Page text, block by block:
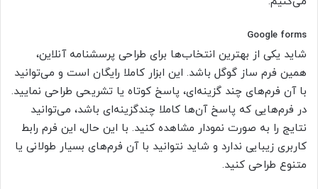
Google forms
شاید یکی از بهترین انتخاب‌ها برای طراحی پرسشنامه آنلاین،
همین فرم ساز گوگل باشد. این ابزار کاملا رایگان است و می‌توانید
با آن فرم‌های چند گزینه‌ای، پاسخ کوتاه یا تشریحی طراحی نمایید.
در فرم‌هایی که پاسخ آن‌ها کاملا چندگزینه‌ای باشد، می‌توانید
نتایج را به صورت نمودار مشاهده کنید. با این حال، این فرم رابط
کاربری زیبایی ندارد و شاید نتوانید با آن فرم‌های بسیار طولانی یا
متنوع طراحی کنید.